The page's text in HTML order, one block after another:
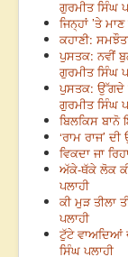
ਗੁਰਮੀਤ ਸਿੰਘ
ਜਿਨ੍ਹਾਂ ’ਤੇ
ਕਹਾਣੀ:
ਪੁਸਤਕ: ਨਵੀਂ
ਗੁਰਮੀਤ ਸਿੰਘ
ਪੁਸਤਕ: ਉੱਗਦੇ
ਗੁਰਮੀਤ ਸਿੰਘ
ਬਿਲਕਿਸ
‘ਰਾਮ ਰਾਜ’
ਵਿਕਦਾ ਜਾ
ਅੱਕੇ-ਥੱਕੇ ਲੋਕ
ਪਲਾਹੀ
ਕੀ ਮੁੜ ਤੀਲਾ
ਪਲਾਹੀ
ਟੁੱਟੇ ਵਾਅਦਿਆਂ
ਸਿੰਘ ਪਲਾਹੀ